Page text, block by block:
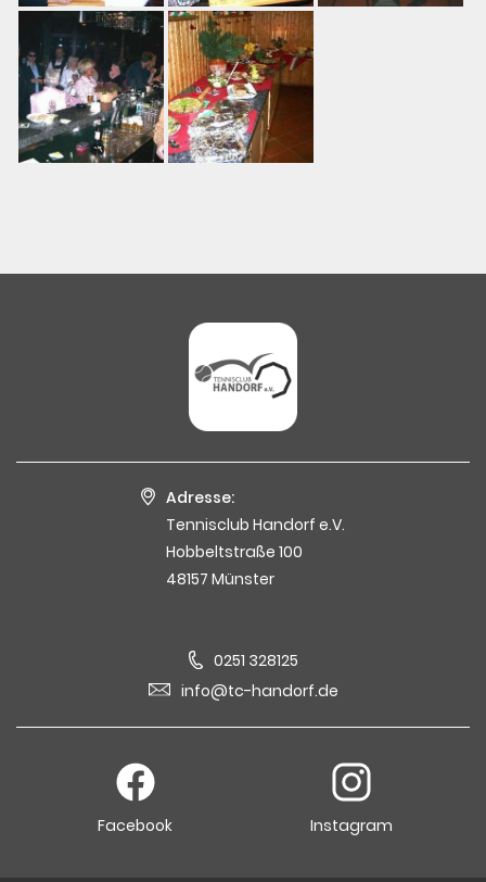
Adresse:
Tennisclub Handorf e.V.
Hobbeltstraße 100
48157 Münster
0251 328125
info@tc-handorf.de
Facebook Instagram